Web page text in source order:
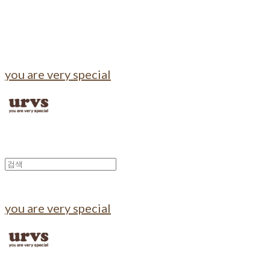
you are very special
you are very special